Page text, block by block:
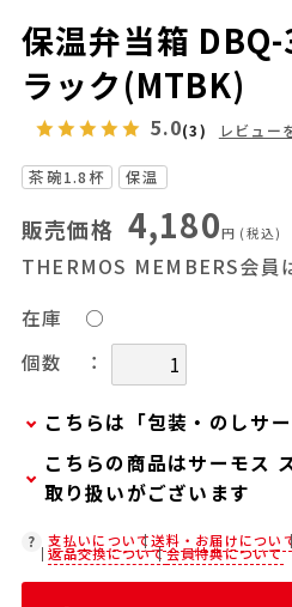
保温弁当箱
ラック(MTBK)
5.0(3) レビュー
茶碗1.8杯 保温
販売価格 4,180円 (税込)
THERMOS MEMBERS会員
在庫
○
個数
：
こちらは「包装・のしサ
弊社での包装・のしを希
カートに入れた後に「会員
(330円/個)設定へ」ボタン
い。
こちらの商品はサーモス
取り扱いがございます
在庫状況につきましては、
ご確認ください。
支払いについて送料・お届けについ
返品交換について会員特典について